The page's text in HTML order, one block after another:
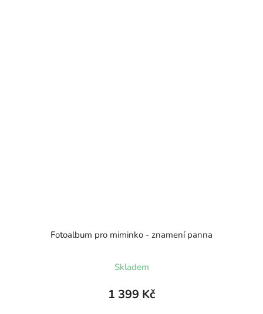
Fotoalbum pro miminko - znamení panna
Skladem
1 399 Kč